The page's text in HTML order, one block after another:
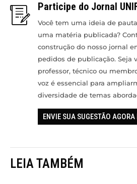
Participe do Jornal
Você tem uma ideia de
uma matéria publicada?
construção do nosso jornal
pedidos de publicação. Seja
professor, técnico ou
voz é essencial para
diversidade de temas
ENVIE SUA SUGESTÃO
LEIA TAMBÉM